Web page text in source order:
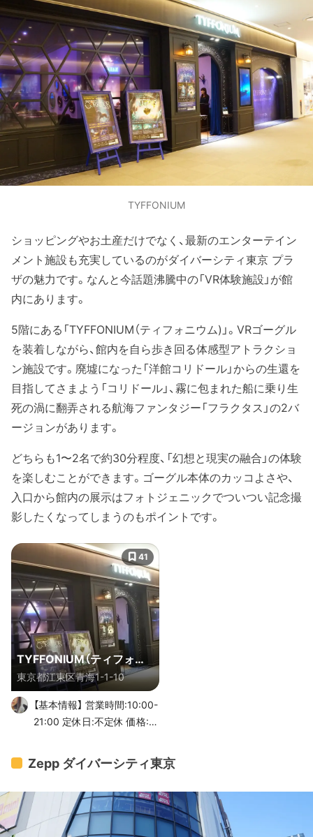
TYFFONIUM
ショッピングやお土産だけでなく、最新のエンターテイン
メント施設も充実しているのがダイバーシティ東京 プラ
ザの魅力です。なんと今話題沸騰中の「VR体験施設」が館
内にあります。
5階にある「TYFFONIUM（ティフォニウム)」。VRゴーグル
を装着しながら、館内を自ら歩き回る体感型アトラクショ
ン施設です。廃墟になった「洋館コリドール」からの生還を
目指してさまよう「コリドール」、霧に包まれた船に乗り生
死の渦に翻弄される航海ファンタジー「フラクタス」の2バ
ージョンがあります。
どちらも1〜2名で約30分程度、「幻想と現実の融合」の体験
を楽しむことができます。ゴーグル本体のカッコよさや、
入口から館内の展示はフォトジェニックでついつい記念撮
影したくなってしまうのもポイントです。
TYFFONIUM（ティフォニ
ウム)
東京都江東区青海1-1-10
41
【基本情報】 営業時間:10:00-
21:00 定休日:不定休 価格:1
ブ度★★★☆☆ ダイバーシ
ティ東京 プラザ 5Fにある
ウム)」は、VRをさらに超え
た、体感型アトラクション施
Zepp ダイバーシティ東京